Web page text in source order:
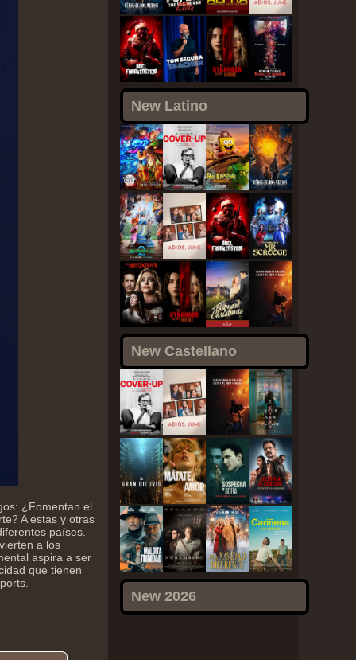
New Latino
New Castellano
New 2026
¿Fomentan el
A estas y otras
países.
a los
aspira a ser
que tienen